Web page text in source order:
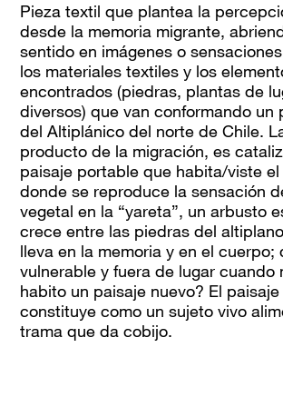
Pieza textil que plantea la
desde la memoria migrante,
sentido en imágenes o
los materiales textiles y los
encontrados (piedras, plantas de
diversos) que van conformando un
del Altiplánico del norte de Chile.
producto de la migración, es
paisaje portable que habita/viste
donde se reproduce la sensación
vegetal en la “yareta”, un arbusto
crece entre las piedras del
lleva en la memoria y en el cuerpo;
vulnerable y fuera de lugar cuando
habito un paisaje nuevo? El
constituye como un sujeto vivo
trama que da cobijo.